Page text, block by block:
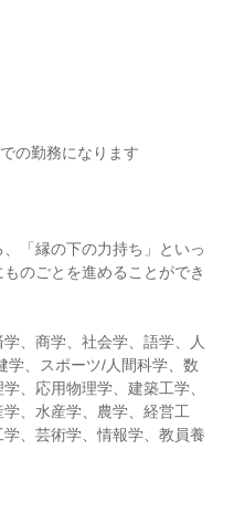
の勤務になります
「縁の下の力持ち」といっ
のごとを進めることができ
、商学、社会学、語学、人
学、スポーツ/人間科学、数
、応用物理学、建築工学、
、水産学、農学、経営工
、芸術学、情報学、教員養